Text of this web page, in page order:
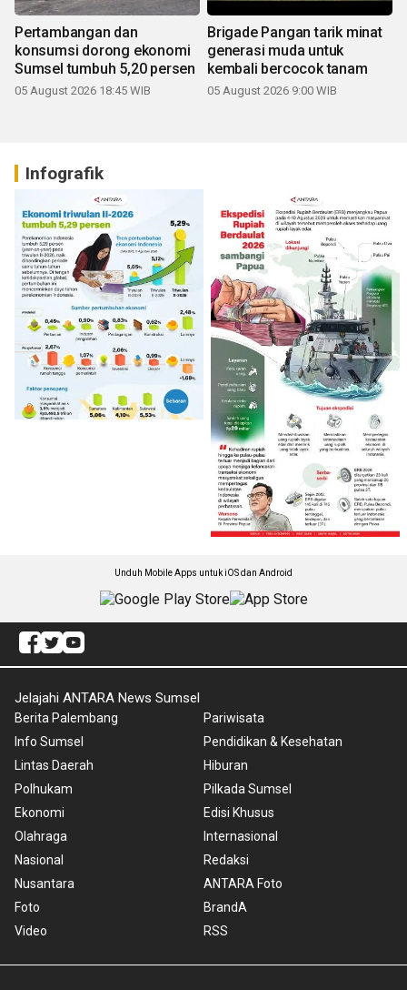
Pertambangan dan
konsumsi dorong ekonomi
Sumsel tumbuh 5,20 persen
05 August 2026 18:45 WIB
Brigade Pangan tarik minat
generasi muda untuk
kembali bercocok tanam
05 August 2026 9:00 WIB
Infografik
Unduh Mobile Apps untuk iOS dan Android
Jelajahi ANTARA News Sumsel
Berita Palembang
Info Sumsel
Lintas Daerah
Polhukam
Ekonomi
Olahraga
Nasional
Nusantara
Foto
Video
Pariwisata
Pendidikan & Kesehatan
Hiburan
Pilkada Sumsel
Edisi Khusus
Internasional
Redaksi
ANTARA Foto
BrandA
RSS